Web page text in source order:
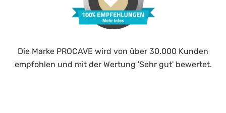
Die Marke PROCAVE wird von über 30.000 Kunden
empfohlen und mit der Wertung 'Sehr gut' bewertet.